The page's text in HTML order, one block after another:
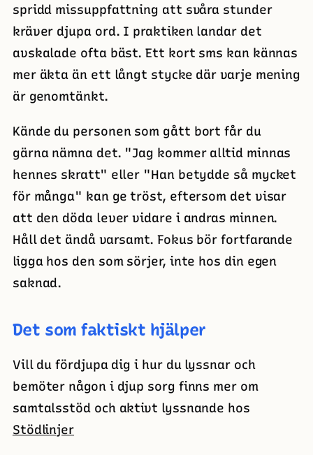
spridd missuppfattning att svåra stunder
kräver djupa ord. I praktiken landar det
avskalade ofta bäst. Ett kort sms kan kännas
mer äkta än ett långt stycke där varje mening
är genomtänkt.
Kände du personen som gått bort får du
gärna nämna det. "Jag kommer alltid minnas
hennes skratt" eller "Han betydde så mycket
för många" kan ge tröst, eftersom det visar
att den döda lever vidare i andras minnen.
Håll det ändå varsamt. Fokus bör fortfarande
ligga hos den som sörjer, inte hos din egen
saknad.
Det som faktiskt hjälper
Vill du fördjupa dig i hur du lyssnar och
bemöter någon i djup sorg finns mer om
samtalsstöd och aktivt lyssnande hos
Stödlinjer